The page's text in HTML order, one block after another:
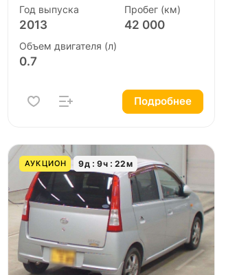
Год выпуска
2013
Пробег (км)
42 000
Объем двигателя (л)
0.7
Подробнее
АУКЦИОН 9д 9ч 22м